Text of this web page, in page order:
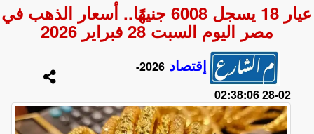
عيار 18 يسجل 6008 جنيهًا.. أسعار الذهب في
مصر اليوم السبت 28 فبراير 2026
إقتصاد
2026-
02-28 02:38:06